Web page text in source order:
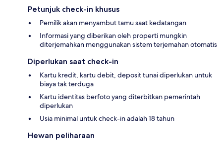
Petunjuk check-in khusus
Pemilik akan menyambut tamu saat kedatangan
Informasi yang diberikan oleh properti mungkin
diterjemahkan menggunakan sistem terjemahan otomatis
Diperlukan saat check-in
Kartu kredit, kartu debit, deposit tunai diperlukan untuk
biaya tak terduga
Kartu identitas berfoto yang diterbitkan pemerintah
diperlukan
Usia minimal untuk check-in adalah 18 tahun
Hewan peliharaan